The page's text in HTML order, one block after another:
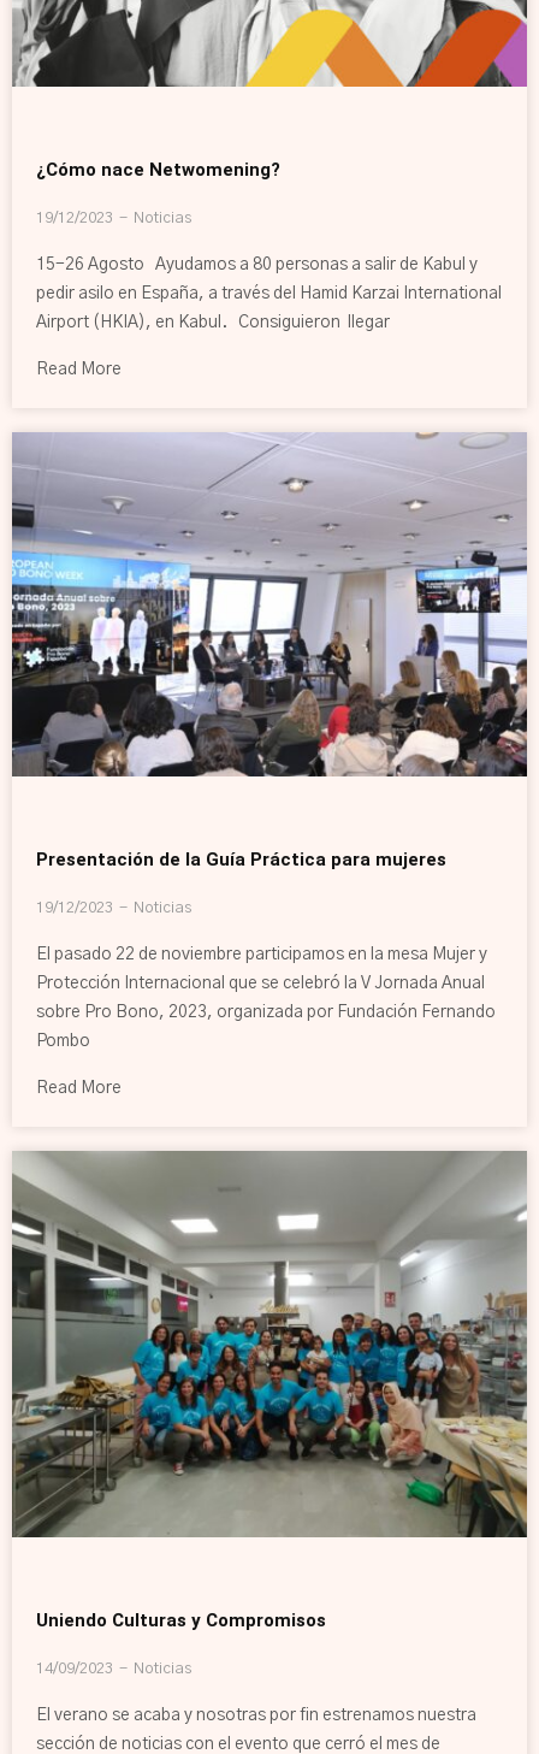
¿Cómo nace Netwomening?
19/12/2023 Noticias
15-26 Agosto Ayudamos a 80 personas a salir de Kabul y
pedir asilo en España, a través del Hamid Karzai International
Airport (HKIA), en Kabul. Consiguieron llegar
Read More
Presentación de la Guía Práctica para mujeres
19/12/2023 Noticias
El pasado 22 de noviembre participamos en la mesa Mujer y
Protección Internacional que se celebró la V Jornada Anual
sobre Pro Bono, 2023, organizada por Fundación Fernando
Pombo
Read More
Uniendo Culturas y Compromisos
14/09/2023 Noticias
El verano se acaba y nosotras por fin estrenamos nuestra
sección de noticias con el evento que cerró el mes de